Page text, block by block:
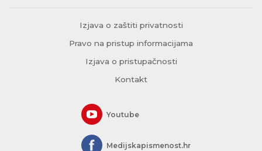
Izjava o zaštiti privatnosti
Pravo na pristup informacijama
Izjava o pristupačnosti
Kontakt
Youtube
Medijskapismenost.hr